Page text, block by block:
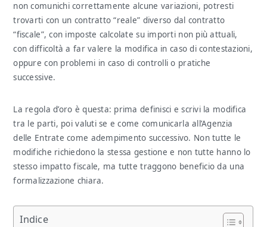
non comunichi correttamente alcune variazioni, potresti
trovarti con un contratto “reale” diverso dal contratto
“fiscale”, con imposte calcolate su importi non più attuali,
con difficoltà a far valere la modifica in caso di contestazioni,
oppure con problemi in caso di controlli o pratiche
successive.
La regola d’oro è questa: prima definisci e scrivi la modifica
tra le parti, poi valuti se e come comunicarla all’Agenzia
delle Entrate come adempimento successivo. Non tutte le
modifiche richiedono la stessa gestione e non tutte hanno lo
stesso impatto fiscale, ma tutte traggono beneficio da una
formalizzazione chiara.
Indice